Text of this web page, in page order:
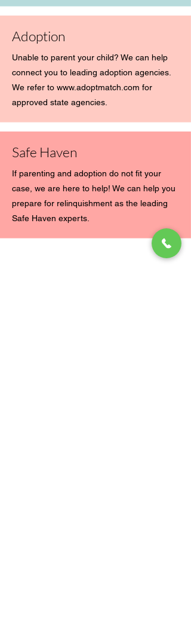
Adoption
Unable to parent your child? We can help
connect you to leading adoption agencies.
We refer to www.adoptmatch.com for
approved state agencies.
Safe Haven
If parenting and adoption do not fit your
case, we are here to help! We can help you
prepare for relinquishment as the leading
Safe Haven experts.